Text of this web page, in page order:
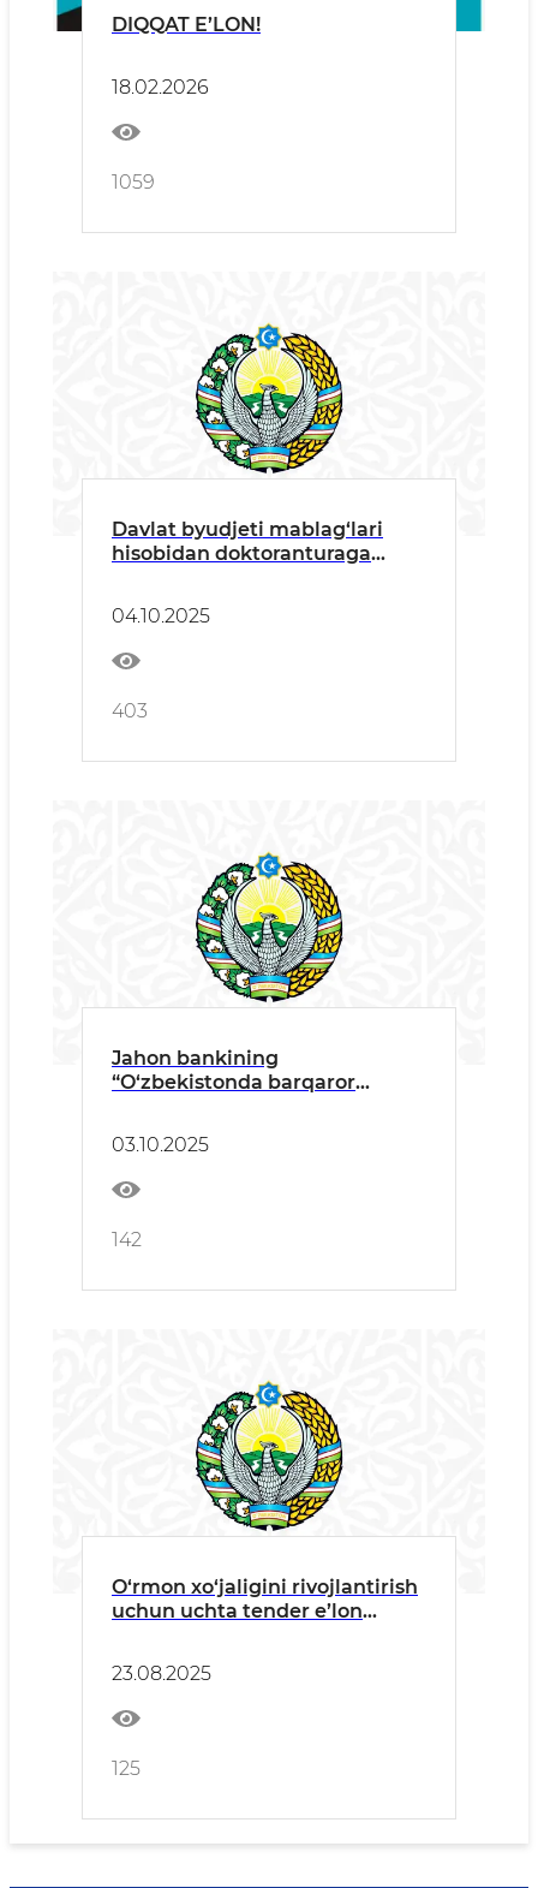
DIQQAT E’LON!
18.02.2026
1059
Davlat byudjeti mablag‘lari
hisobidan doktoranturaga
nafar qilib belgilangan
04.10.2025
403
Jahon bankining
“O‘zbekistonda barqaror
mutaxassislarni taklif etadi
03.10.2025
142
O‘rmon xo‘jaligini rivojlantirish
uchun uchta tender e’lon
23.08.2025
125